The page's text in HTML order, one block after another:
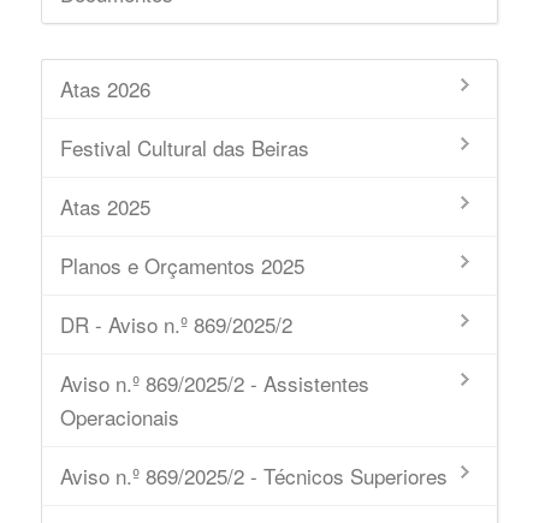
Atas 2026
Festival Cultural das Beiras
Atas 2025
Planos e Orçamentos 2025
DR - Aviso n.º 869/2025/2
Aviso n.º 869/2025/2 - Assistentes
Operacionais
Aviso n.º 869/2025/2 - Técnicos Superiores